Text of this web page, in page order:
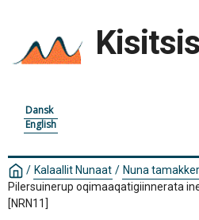
Dansk
English
/ Kalaallit Nunaat / Nuna
Pilersuinerup oqimaaqatigiinnerata
[NRN11]